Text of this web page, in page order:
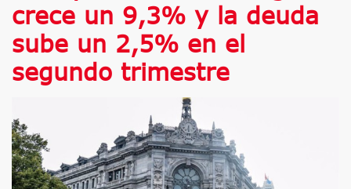
crece un 9,3% y la deuda
sube un 2,5% en el
segundo trimestre